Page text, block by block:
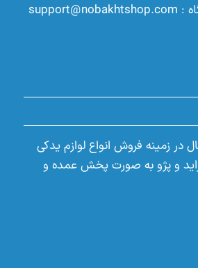
:
support@nobakhtshop.com
در زمینه فروش انواع لوازم یدکی
و پژو به صورت پخش عمده و